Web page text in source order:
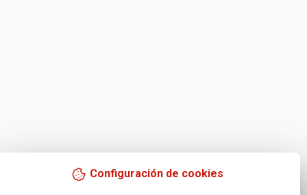
Configuración de cookies